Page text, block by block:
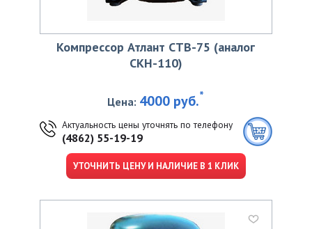
Компрессор Атлант СТВ-75 (аналог
СКН-110)
Цена: 4000 руб.*
Актуальность цены уточнять по телефону
(4862) 55-19-19
УТОЧНИТЬ ЦЕНУ И НАЛИЧИЕ В 1 КЛИК